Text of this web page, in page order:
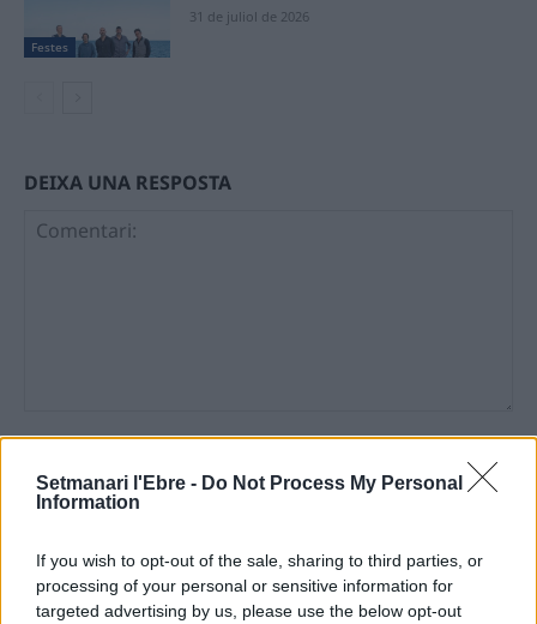
Setmanari l'Ebre - Do Not Process My Personal
Information
If you wish to opt-out of the sale, sharing to third parties, or
processing of your personal or sensitive information for
targeted advertising by us, please use the below opt-out
Festes
31 de juliol de 2026
DEIXA UNA RESPOSTA